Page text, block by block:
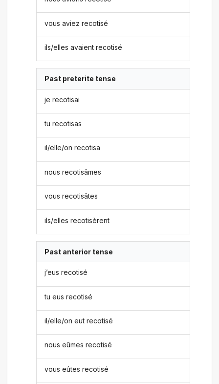
vous aviez recotisé
ils/elles avaient recotisé
Past preterite tense
je recotisai
tu recotisas
il/elle/on recotisa
nous recotisâmes
vous recotisâtes
ils/elles recotisèrent
Past anterior tense
j’eus recotisé
tu eus recotisé
il/elle/on eut recotisé
nous eûmes recotisé
vous eûtes recotisé